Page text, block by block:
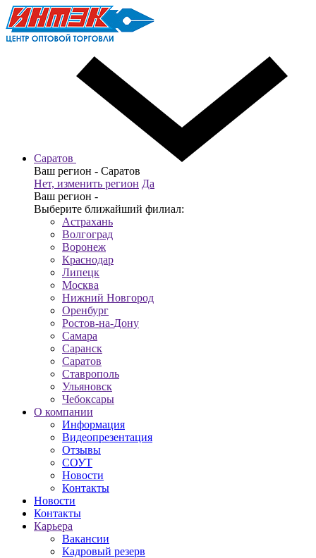
Саратов
Ваш регион - Саратов
Нет, изменить регион Да
Ваш регион -
Выберите ближайший филиал:
Астрахань
Волгоград
Воронеж
Краснодар
Липецк
Москва
Нижний Новгород
Оренбург
Ростов-на-Дону
Самара
Саранск
Саратов
Ставрополь
Ульяновск
Чебоксары
О компании
Информация
Видеопрезентация
Отзывы
СОУТ
Новости
Контакты
Новости
Контакты
Карьера
Вакансии
Кадровый резерв